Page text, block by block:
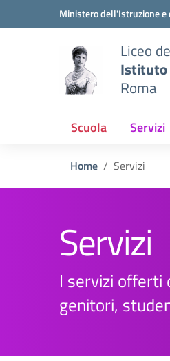
Vai ai contenuti
Vai al menu di navigazione
Ministero dell'Istruzione e
Liceo
Istituto
Roma
Scuola Servizi
Home Servizi
Servizi
I servizi offerti
genitori,